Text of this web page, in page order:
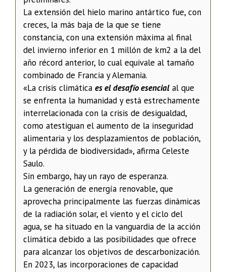
La extensión del hielo marino antártico fue, con
creces, la más baja de la que se tiene
constancia, con una extensión máxima al final
del invierno inferior en 1 millón de km2 a la del
año récord anterior, lo cual equivale al tamaño
combinado de Francia y Alemania.
«La crisis climática es el desafío esencial al que
se enfrenta la humanidad y está estrechamente
interrelacionada con la crisis de desigualdad,
como atestiguan el aumento de la inseguridad
alimentaria y los desplazamientos de población,
y la pérdida de biodiversidad», afirma Celeste
Saulo.
Sin embargo, hay un rayo de esperanza.
La generación de energía renovable, que
aprovecha principalmente las fuerzas dinámicas
de la radiación solar, el viento y el ciclo del
agua, se ha situado en la vanguardia de la acción
climática debido a las posibilidades que ofrece
para alcanzar los objetivos de descarbonización.
En 2023, las incorporaciones de capacidad